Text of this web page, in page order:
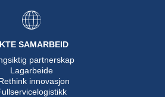
SAMARBEID
partnerskap
Lagarbeide
innovasjon